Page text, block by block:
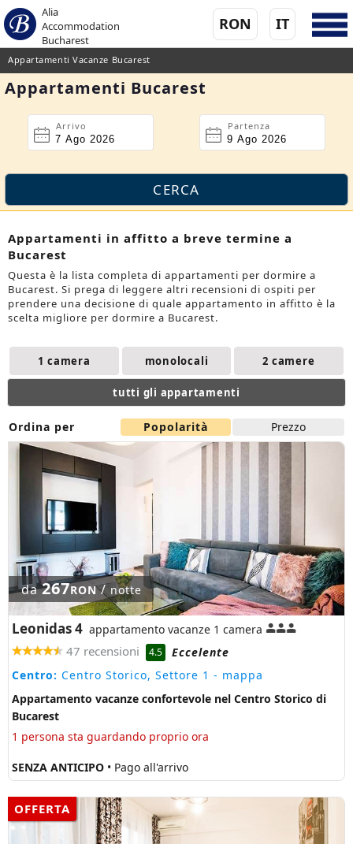
Alia
Accommodation
Bucharest
IT
RON
Appartamenti Vacanze Bucarest
Appartamenti Bucarest
Arrivo Partenza
Appartamenti in affitto a breve termine a
Bucarest
Questa è la lista completa di appartamenti per dormire a
Bucarest. Si prega di leggere altri recensioni di ospiti per
prendere una decisione di quale appartamento in affitto è la
scelta migliore per dormire a Bucarest.
1 camera monolocali 2 camere
tutti gli appartamenti
Ordina per Popolarità Prezzo
da267RON/notte
Leonidas 4 appartamento vacanze 1 camera
47 recensioni 4.5
Eccelente
Centro: Centro Storico, Settore 1 - mappa
Appartamento vacanze confortevole nel Centro Storico di
Bucarest
1 persona sta guardando proprio ora
SENZA ANTICIPO • Pago all'arrivo
OFFERTA